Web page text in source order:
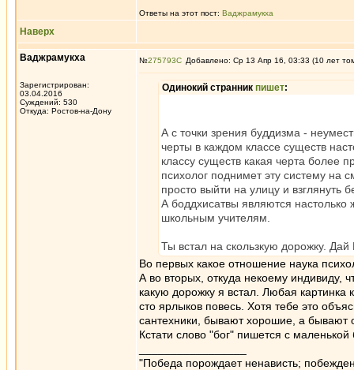
Ответы на этот пост: Ваджрамукха
Наверх
Ваджрамукха
Зарегистрирован:
03.04.2016
Суждений: 530
Откуда: Ростов-на-Дону
№275793 Добавлено: Ср 13 Апр 16, 03:33 (10 лет
Одинокий странник пишет:
А с точки зрения буддизма -
черты в каждом классе существ
классу существ какая черта более
психолог поднимет эту систему на
просто выйти на улицу и
А боддхисатвы являются настолько
школьным учителям.
Ты встал на скользкую дорожку. Дай
Во первых какое отношение наука
А во вторых, откуда некоему индивиду,
какую дорожку я встал. Любая картинка
сто ярлыков повесь. Хотя тебе это
сантехники, бывают хорошие, а бывают
Кстати слово "бог" пишется с
"Победа порождает ненависть;